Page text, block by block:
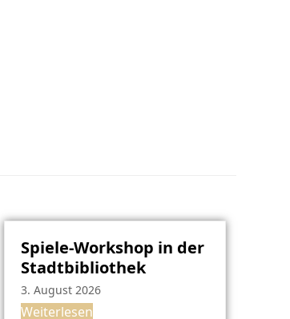
Spiele-Workshop in der
Stadtbibliothek
3. August 2026
Weiterlesen